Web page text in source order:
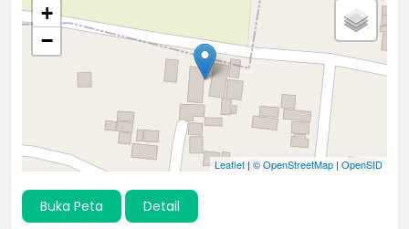
+
−
Leaflet | © OpenStreetMap | OpenSID
Buka Peta Detail